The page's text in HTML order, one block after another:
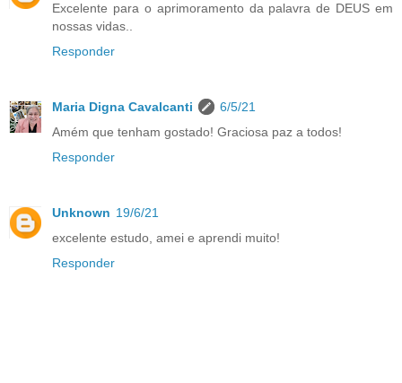
Excelente para o aprimoramento da palavra de DEUS em
nossas vidas..
Responder
Maria Digna Cavalcanti
6/5/21
Amém que tenham gostado! Graciosa paz a todos!
Responder
Unknown 19/6/21
excelente estudo, amei e aprendi muito!
Responder